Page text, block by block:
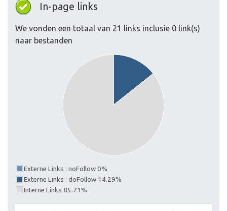
In-page links
We vonden een totaal van 21 links inclusie 0 link(s)
naar bestanden
Externe Links : noFollow 0%
Externe Links : doFollow 14.29%
Interne Links 85.71%